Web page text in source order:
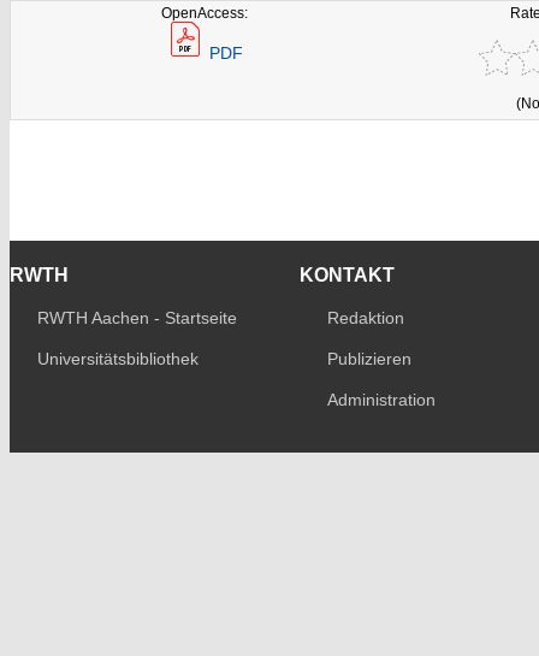
OpenAccess:
PDF
RWTH
RWTH Aachen - Startseite
Universitätsbibliothek
KONTAKT
Redaktion
Publizieren
Administration